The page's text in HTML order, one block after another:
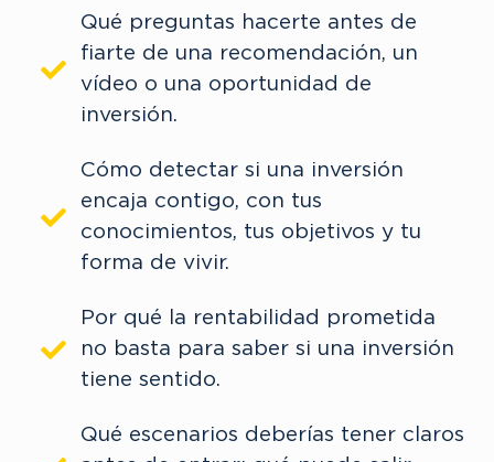
Qué preguntas hacerte antes de
fiarte de una recomendación, un
vídeo o una oportunidad de
inversión.
Cómo detectar si una inversión
encaja contigo, con tus
conocimientos, tus objetivos y tu
forma de vivir.
Por qué la rentabilidad prometida
no basta para saber si una inversión
tiene sentido.
Qué escenarios deberías tener claros